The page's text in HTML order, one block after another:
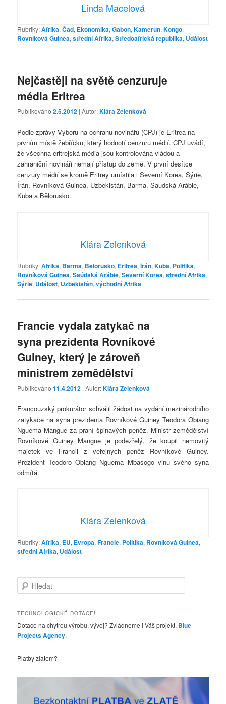
Linda Macelová
Rubriky:Afrika,Čad, Ekonomika,Gabon,Kamerun,Kongo,
Rovníková Guinea,střední Afrika,Středoafrická republika, Událost
Nejčastěji na světě cenzuruje
média Eritrea
Publikováno2.5.2012 | Autor:Klára Zelenková
Podle zprávy Výboru na ochranu novinářů (CPJ) je Eritrea na
prvním místě žebříčku, který hodnotí cenzuru médií. CPJ uvádí,
že všechna eritrejská média jsou kontrolována vládou a
zahraniční novináři nemají přístup do země. V první desítce
cenzury médií se kromě Eritrey umístila i Severní Korea, Sýrie,
Írán, Rovníková Guinea, Uzbekistán, Barma, Saudská Arábie,
Kuba a Bělorusko.
Klára Zelenková
Rubriky:Afrika, Barma, Bělorusko, Eritrea,Írán,Kuba, Politika,
Rovníková Guinea,Saúdská Arábie,Severní Korea,střední Afrika,
Sýrie, Událost, Uzbekistán,východní Afrika
Francie vydala zatykač na
syna prezidenta Rovníkové
Guiney, který je zároveň
ministrem zemědělství
Publikováno11.4.2012 | Autor:Klára Zelenková
Francouzský prokurátor schválil žádost na vydání mezinárodního
zatykače na syna prezidenta Rovníkové Guiney Teodora Obiang
Nguema Mangue za praní špinavých peněz. Ministr zemědělství
Rovníkové Guiney Mangue je podezřelý, že koupil nemovitý
majetek ve Francii z veřejných peněz Rovníkové Guiney.
Prezident Teodoro Obiang Nguema Mbasogo vinu svého syna
odmítá.
Klára Zelenková
Rubriky:Afrika, EU, Evropa,Francie, Politika, Rovníková Guinea,
střední Afrika, Událost
l
d
t
TECHNOLOGICKÉ DOTACE!
Dotace na chytrou výrobu, vývoj? Zvládneme i Váš projekt. Blue
Projects Agency.
Platby zlatem?